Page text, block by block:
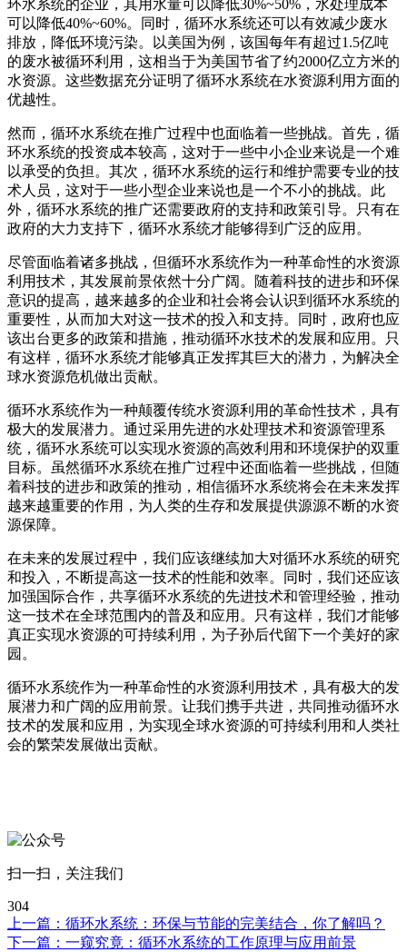
环水系统的企业，其用水量可以降低30%~50%，水处理成本
可以降低40%~60%。同时，循环水系统还可以有效减少废水
排放，降低环境污染。以美国为例，该国每年有超过1.5亿吨
的废水被循环利用，这相当于为美国节省了约2000亿立方米的
水资源。这些数据充分证明了循环水系统在水资源利用方面的
优越性。
然而，循环水系统在推广过程中也面临着一些挑战。首先，循
环水系统的投资成本较高，这对于一些中小企业来说是一个难
以承受的负担。其次，循环水系统的运行和维护需要专业的技
术人员，这对于一些小型企业来说也是一个不小的挑战。此
外，循环水系统的推广还需要政府的支持和政策引导。只有在
政府的大力支持下，循环水系统才能够得到广泛的应用。
尽管面临着诸多挑战，但循环水系统作为一种革命性的水资源
利用技术，其发展前景依然十分广阔。随着科技的进步和环保
意识的提高，越来越多的企业和社会将会认识到循环水系统的
重要性，从而加大对这一技术的投入和支持。同时，政府也应
该出台更多的政策和措施，推动循环水技术的发展和应用。只
有这样，循环水系统才能够真正发挥其巨大的潜力，为解决全
球水资源危机做出贡献。
循环水系统作为一种颠覆传统水资源利用的革命性技术，具有
极大的发展潜力。通过采用先进的水处理技术和资源管理系
统，循环水系统可以实现水资源的高效利用和环境保护的双重
目标。虽然循环水系统在推广过程中还面临着一些挑战，但随
着科技的进步和政策的推动，相信循环水系统将会在未来发挥
越来越重要的作用，为人类的生存和发展提供源源不断的水资
源保障。
在未来的发展过程中，我们应该继续加大对循环水系统的研究
和投入，不断提高这一技术的性能和效率。同时，我们还应该
加强国际合作，共享循环水系统的先进技术和管理经验，推动
这一技术在全球范围内的普及和应用。只有这样，我们才能够
真正实现水资源的可持续利用，为子孙后代留下一个美好的家
园。
循环水系统作为一种革命性的水资源利用技术，具有极大的发
展潜力和广阔的应用前景。让我们携手共进，共同推动循环水
技术的发展和应用，为实现全球水资源的可持续利用和人类社
会的繁荣发展做出贡献。
扫一扫，关注我们
304
上一篇： 循环水系统：环保与节能的完美结合，你了解吗？
下一篇： 一窥究竟：循环水系统的工作原理与应用前景